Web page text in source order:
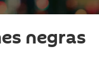
negras